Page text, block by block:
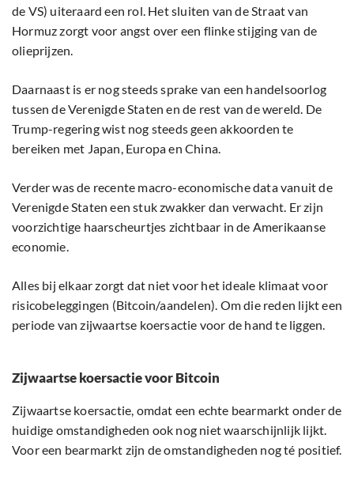
de VS) uiteraard een rol. Het sluiten van de Straat van
Hormuz zorgt voor angst over een flinke stijging van de
olieprijzen.
Daarnaast is er nog steeds sprake van een handelsoorlog
tussen de Verenigde Staten en de rest van de wereld. De
Trump-regering wist nog steeds geen akkoorden te
bereiken met Japan, Europa en China.
Verder was de recente macro-economische data vanuit de
Verenigde Staten een stuk zwakker dan verwacht. Er zijn
voorzichtige haarscheurtjes zichtbaar in de Amerikaanse
economie.
Alles bij elkaar zorgt dat niet voor het ideale klimaat voor
risicobeleggingen (Bitcoin/aandelen). Om die reden lijkt een
periode van zijwaartse koersactie voor de hand te liggen.
Zijwaartse koersactie voor Bitcoin
Zijwaartse koersactie, omdat een echte bearmarkt onder de
huidige omstandigheden ook nog niet waarschijnlijk lijkt.
Voor een bearmarkt zijn de omstandigheden nog té positief.